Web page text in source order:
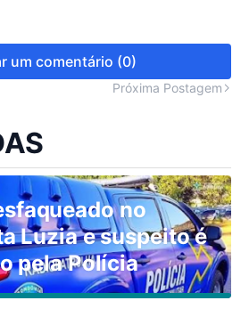
um comentário (0)
Próxima Postagem
no
Luzia e suspeito é
pela Polícia